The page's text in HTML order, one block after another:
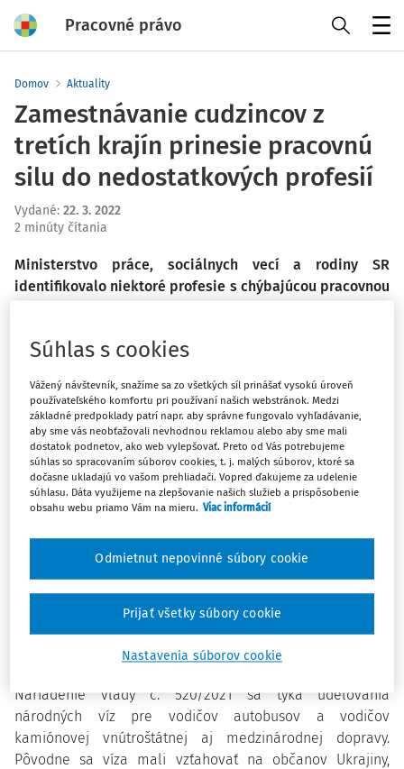
Pracovné právo
Domov Aktuality
Zamestnávanie cudzincov z
tretích krajín prinesie pracovnú
silu do nedostatkových profesií
Vydané: 22. 3. 2022
2 minúty čítania
Ministerstvo práce, sociálnych vecí a rodiny SR
identifikovalo niektoré profesie s chýbajúcou pracovnou
súvislosti vláda SR prijala nariadenia, ktoré umožňujú
kvalifikácie. V dôsledku ozbrojeného konfliktu na
Ukrajine bolo dnes (23.3.) na vláde SR schválené
doplnenie jedného z nariadení. Rozširuje sa okruh krajín
pôvodu občanov tretích krajín, ktorým budú udeľované
národné víza.
SR, ktorými sa spúšťa zrýchlená schéma udeľovania
vodičov (č. 520/2021) a vysokokvalifikovaných
zamestnancov (č. 521/2021) z tretích krajín na slovenský
trh práce. Regulácia pracovnej mobility z tretích krajín je
zabezpečená stanovením kvót pre jednotlivé povolania.
Nariadenie vlády č. 520/2021 sa týka udeľovania
národných víz pre vodičov autobusov a vodičov
kamiónovej vnútroštátnej aj medzinárodnej dopravy.
Pôvodne sa víza mali vzťahovať na občanov Ukrajiny,
Súhlas s cookies
Vážený návštevník, snažíme sa zo všetkých síl prinášať vysokú úroveň
používateľského komfortu pri používaní našich webstránok. Medzi
základné predpoklady patrí napr. aby správne fungovalo vyhľadávanie,
aby sme vás neobťažovali nevhodnou reklamou alebo aby sme mali
dostatok podnetov, ako web vylepšovať. Preto od Vás potrebujeme
súhlas so spracovaním súborov cookies, t. j. malých súborov, ktoré sa
dočasne ukladajú vo vašom prehliadači. Vopred ďakujeme za udelenie
súhlasu. Dáta využijeme na zlepšovanie našich služieb a prispôsobenie
obsahu webu priamo Vám na mieru. Viac informácií
Nastavenia súborov cookie
Odmietnut nepovinné súbory cookie
Prijať všetky súbory cookie